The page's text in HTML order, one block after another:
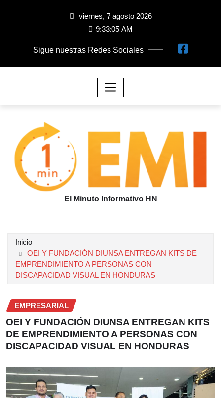
viernes, 7 agosto 2026
9:33:06 AM
Sigue nuestras Redes Sociales
El Minuto Informativo HN
Inicio
OEI Y FUNDACIÓN DIUNSA ENTREGAN KITS DE
EMPRENDIMIENTO A PERSONAS CON
DISCAPACIDAD VISUAL EN HONDURAS
EMPRESARIAL
OEI Y FUNDACIÓN DIUNSA ENTREGAN KITS
DE EMPRENDIMIENTO A PERSONAS CON
DISCAPACIDAD VISUAL EN HONDURAS